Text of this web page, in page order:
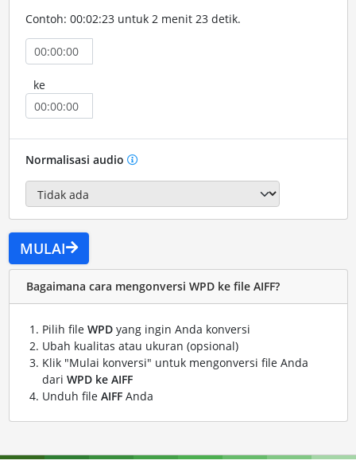
Contoh: 00:02:23 untuk 2 menit 23 detik.
ke
Normalisasi audio
MULAI
Bagaimana cara mengonversi WPD ke file AIFF?
Pilih file WPDyang ingin Anda konversi
Ubah kualitas atau ukuran (opsional)
Klik "Mulai konversi" untuk mengonversi file Anda
dari WPD ke AIFF
Unduh file AIFFAnda